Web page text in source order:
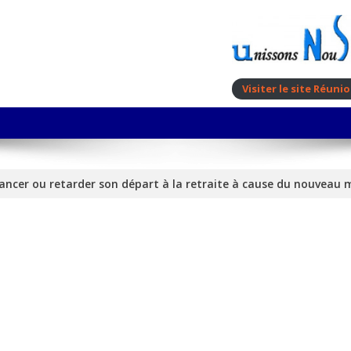
Visiter le site
ou retarder son départ à la retraite à cause du nouveau